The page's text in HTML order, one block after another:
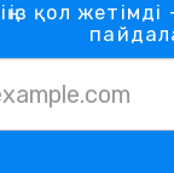
қол